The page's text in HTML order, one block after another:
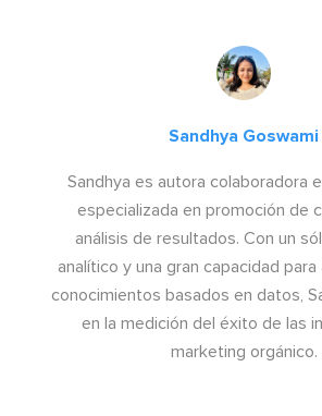
Sandhya Goswami
Sandhya es autora colaboradora
especializada en promoción de
análisis de resultados. Con un
analítico y una gran capacidad
conocimientos basados en datos,
en la medición del éxito de las
marketing orgánico.